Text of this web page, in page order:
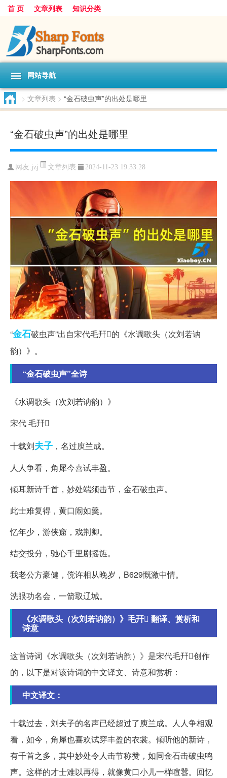
首 页 文章列表 知识分类
网站导航
> 文章列表 > “金石破虫声”的出处是哪里
“金石破虫声”的出处是哪里
网友:jzj 文章列表 2024-11-23 19:33:28
“金石破虫声”出自宋代毛幵的《水调歌头（次刘若讷
韵）》。
“金石破虫声”全诗
《水调歌头（次刘若讷韵）》
宋代 毛幵
十载刘夫子 ，名过庾兰成。
人人争看，角犀今喜试丰盈。
倾耳新诗千首，妙处端须击节，金石破虫声。
此士难复得，黄口闹如羹。
忆年少，游侠窟，戏荆卿。
结交投分，驰心千里剧摇旌。
我老公方豪健，傥许相从晚岁，B629慨激中情。
洗眼功名会，一箭取辽城。
《水调歌头（次刘若讷韵）》毛幵 翻译、赏析和
诗意
这首诗词《水调歌头（次刘若讷韵）》是宋代毛幵创作
的，以下是对该诗词的中文译文、诗意和赏析：
中文译文：
十载过去，刘夫子的名声已经超过了庾兰成。人人争相观
看，如今，角犀也喜欢试穿丰盈的衣裳。倾听他的新诗，
有千首之多，其中妙处令人击节称赞，如同金石击破虫鸣
声。这样的才士难以再得，就像黄口小儿一样喧嚣。回忆